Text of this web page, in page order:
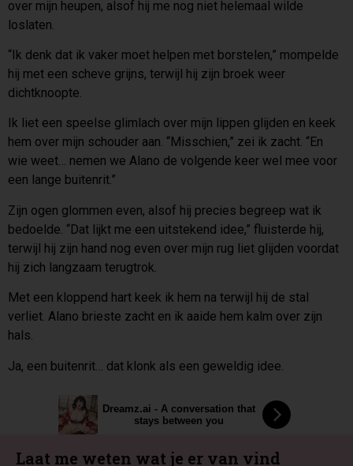
over mijn heupen, alsof hij me nog niet helemaal wilde
loslaten.
“Ik denk dat ik vaker moet helpen met borstelen,” mompelde
hij met een scheve grijns, terwijl hij zijn broek weer
dichtknoopte.
Ik liet een speelse glimlach over mijn lippen glijden en keek
hem over mijn schouder aan. “Misschien,” zei ik zacht. “En
wie weet… nemen we Alano de volgende keer wel mee voor
een lange buitenrit.”
Zijn ogen glommen even, alsof hij precies begreep wat ik
bedoelde. “Dat lijkt me een uitstekend idee,” fluisterde hij,
terwijl hij zijn hand nog even over mijn rug liet glijden voordat
hij zich langzaam terugtrok.
Met een kloppend hart keek ik hem na terwijl hij de stal
verliet. Alano brieste zacht en ik aaide hem kalm over zijn
hals.
Ja, een buitenrit… dat klonk als een geweldig idee.
Dreamz.ai - A conversation that
stays between you
Laat me weten wat je er van vind